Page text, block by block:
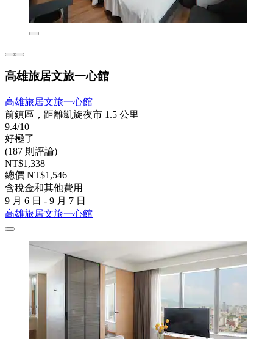
高雄旅居文旅一心館
高雄旅居文旅一心館
前鎮區，距離凱旋夜市 1.5 公里
9.4/10
好極了
(187 則評論)
NT$1,338
總價 NT$1,546
含稅金和其他費用
9 月 6 日 - 9 月 7 日
高雄旅居文旅一心館